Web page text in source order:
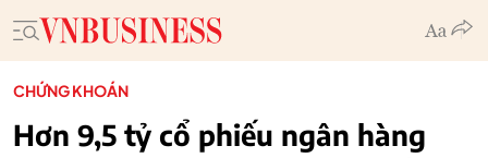
CHỨNG KHOÁN
Hơn 9,5 tỷ cổ phiếu ngân hàng